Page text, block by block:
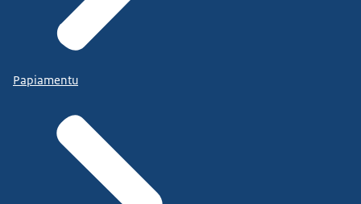
Papiamentu